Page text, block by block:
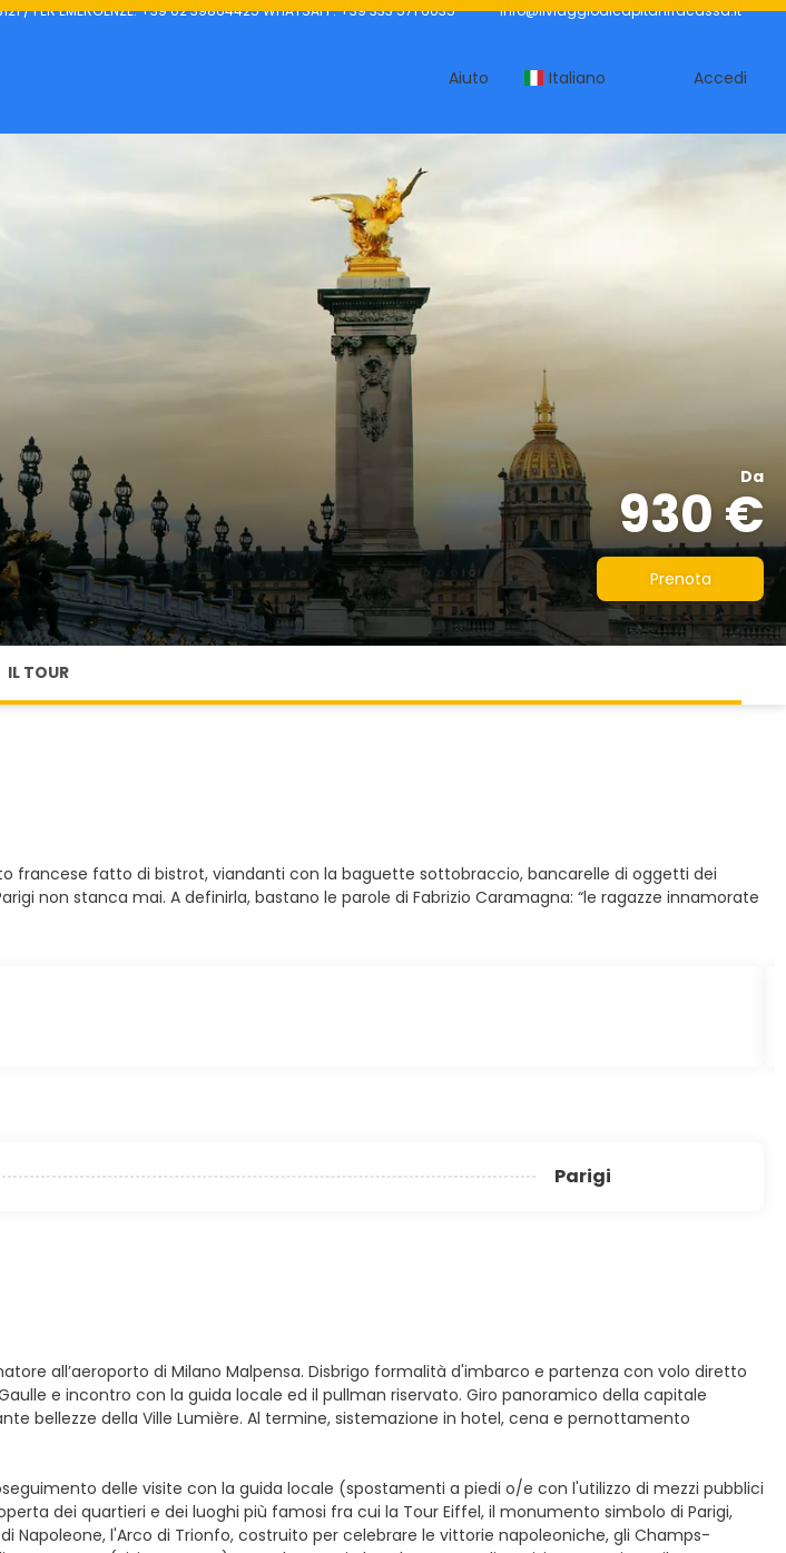
/ PER EMERGENZE: +39 02 39864425 WHATSAPP: +39 333 571 6035 info@ilviaggiodicapitanfracassa.it
Aiuto Italiano Accedi
Da
930 €
Prenota
IL TOUR
francese fatto di bistrot, viandanti con la baguette sottobraccio, bancarelle di oggetti dei
non stanca mai. A definirla, bastano le parole di Fabrizio Caramagna: “le ragazze innamorate
Parigi
all’aeroporto di Milano Malpensa. Disbrigo formalità d'imbarco e partenza con volo diretto
e incontro con la guida locale ed il pullman riservato. Giro panoramico della capitale
bellezze della Ville Lumière. Al termine, sistemazione in hotel, cena e pernottamento
delle visite con la guida locale (spostamenti a piedi o/e con l'utilizzo di mezzi pubblici
dei quartieri e dei luoghi più famosi fra cui la Tour Eiffel, il monumento simbolo di Parigi,
Napoleone, l'Arco di Trionfo, costruito per celebrare le vittorie napoleoniche, gli Champs-